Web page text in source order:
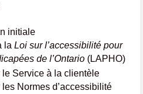
initiale
la Loi sur l’accessibilité pour
de l’Ontario (LAPHO)
le Service à la clientèle
Normes d’accessibilité